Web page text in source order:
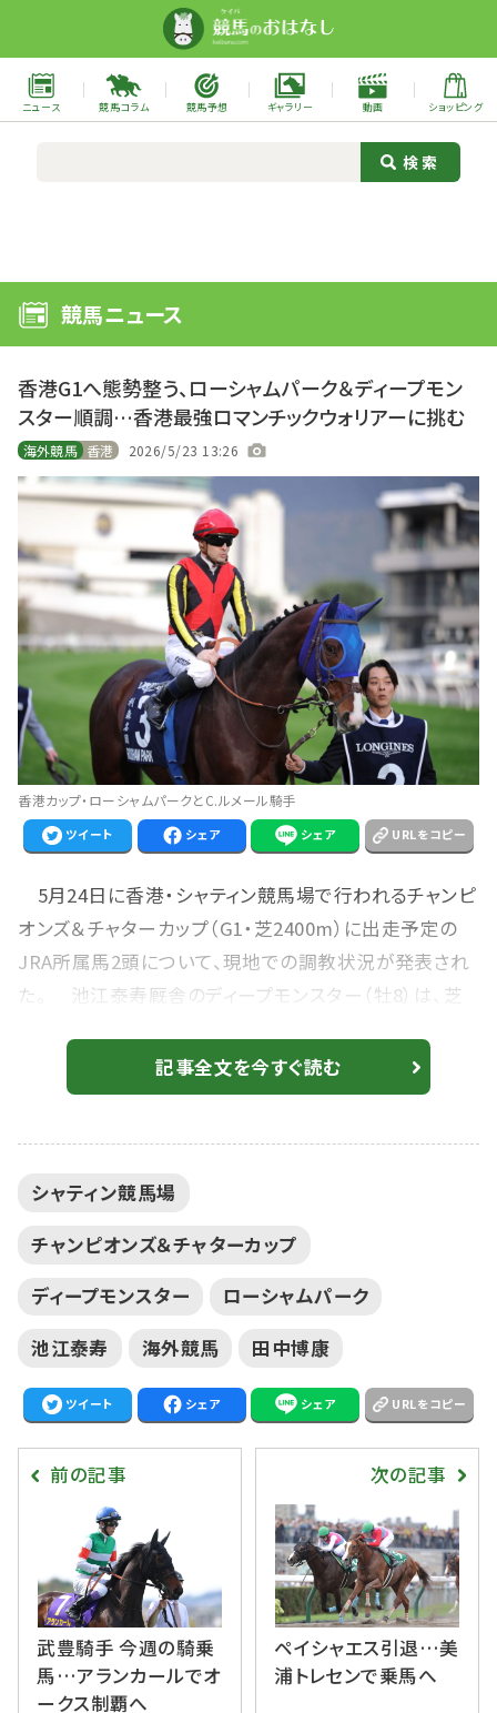
ニュース 競馬コラム 競馬予想 ギャラリー 動画 ショッピング
競馬ニュース
香港G1へ態勢整う、ローシャムパーク＆ディープモン
スター順調…香港最強ロマンチックウォリアーに挑む
海外競馬 香港 2026/5/23 13:26
香港カップ・ローシャムパークとC.ルメール騎手
ツイート シェア シェア URLをコピー
5月24日に香港・シャティン競馬場で行われるチャンピ
オンズ＆チャターカップ（G1・芝2400m）に出走予定の
JRA所属馬2頭について、現地での調教状況が発表され
た。 池江泰寿厩舎のディープモンスター（牡8）は、芝
郎調教助手は「今日は芝で半マイルの追い切りを行いま
した。変わりなく順調に来ています」とコメントした。調教
調に調整 一方、田中博...
記事全文を今すぐ読む
シャティン競馬場
チャンピオンズ＆チャターカップ
ディープモンスター
ローシャムパーク
池江泰寿
海外競馬 田中博康
ツイート シェア シェア URLをコピー
前の記事
武豊騎手 今週の騎乗
馬…アランカールでオ
ークス制覇へ
次の記事
ペイシャエス引退…美
浦トレセンで乗馬へ